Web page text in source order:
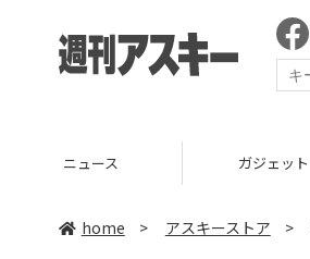
ニュース ガジェット
home > アスキーストア >